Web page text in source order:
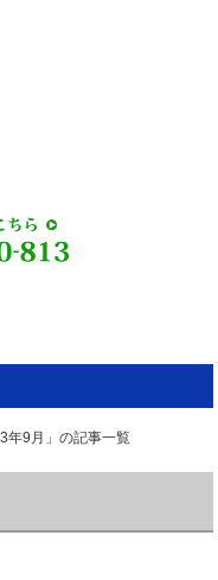
年9月」の記事一覧